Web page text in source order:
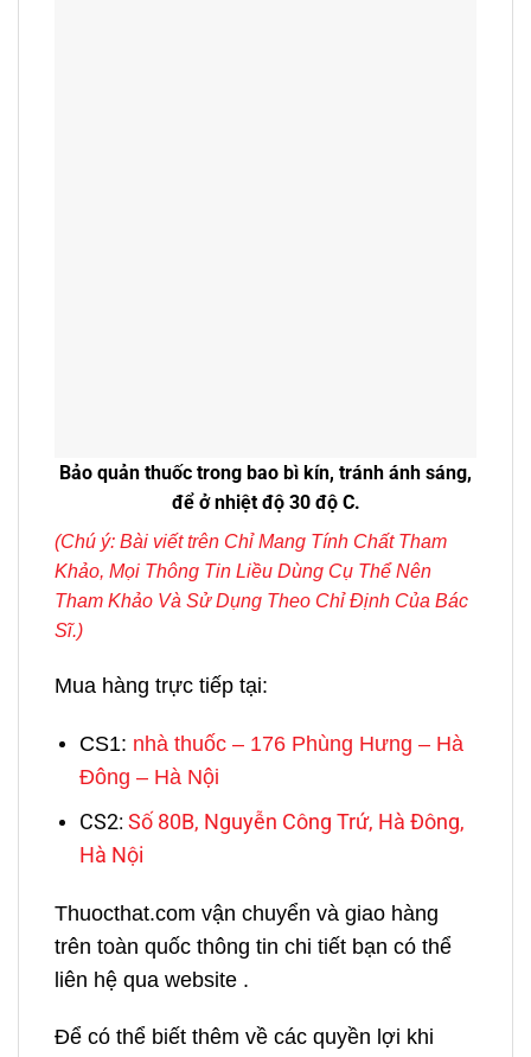
Bảo quản thuốc trong bao bì kín, tránh ánh sáng,
để ở nhiệt độ 30 độ C.
(Chú ý: Bài viết trên Chỉ Mang Tính Chất Tham
Khảo, Mọi Thông Tin Liều Dùng Cụ Thể Nên
Tham Khảo Và Sử Dụng Theo Chỉ Định Của Bác
Sĩ.)
Mua hàng trực tiếp tại:
CS1: nhà thuốc – 176 Phùng Hưng – Hà
Đông – Hà Nội
CS2: Số 80B, Nguyễn Công Trứ, Hà Đông,
Hà Nội
Thuocthat.com vận chuyển và giao hàng
trên toàn quốc thông tin chi tiết bạn có thể
liên hệ qua website .
Để có thể biết thêm về các quyền lợi khi